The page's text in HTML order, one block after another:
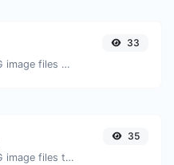
Easily convert JPG image files to GIF.
33
Easily convert JPG image files to ICO.
35